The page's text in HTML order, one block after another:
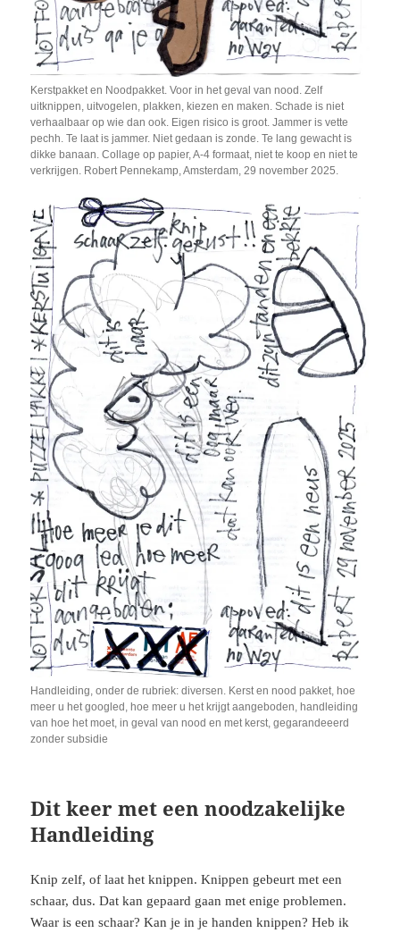
Kerstpakket en Noodpakket. Voor in het geval van nood. Zelf
uitknippen, uitvogelen, plakken, kiezen en maken. Schade is niet
verhaalbaar op wie dan ook. Eigen risico is groot. Jammer is vette
pechh. Te laat is jammer. Niet gedaan is zonde. Te lang gewacht is
dikke banaan. Collage op papier, A-4 formaat, niet te koop en niet te
verkrijgen. Robert Pennekamp, Amsterdam, 29 november 2025.
Handleiding, onder de rubriek: diversen. Kerst en nood pakket, hoe
meer u het googled, hoe meer u het krijgt aangeboden, handleiding
van hoe het moet, in geval van nood en met kerst, gegarandeeerd
zonder subsidie
Dit keer met een noodzakelijke
Handleiding
Knip zelf, of laat het knippen. Knippen gebeurt met een
schaar, dus. Dat kan gepaard gaan met enige problemen.
Waar is een schaar? Kan je in je handen knippen? Heb ik